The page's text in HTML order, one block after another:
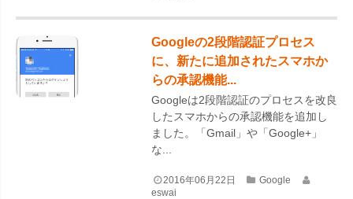
Googleの2段階認証プロセス
に、新たに追加されたスマホか
らの承認機能...
Googleは2段階認証のプロセスを改良
したスマホからの承認機能を追加し
ました。「Gmail」や「Google+」
な...
2016年06月22日
Google
eswai